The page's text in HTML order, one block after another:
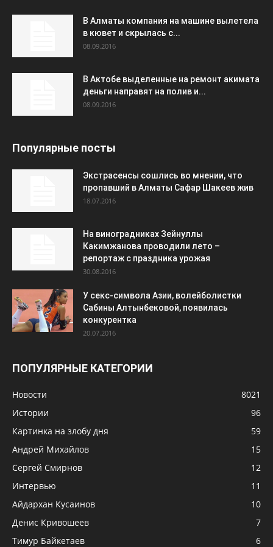
В Алматы компания на машине вылетела
в кювет и скрылась с...
08.09.2016
В Актобе выделенные на ремонт акимата
деньги направят на полив и...
08.09.2016
Популярные посты
Экстрасенсы сошлись во мнении, что
пропавший в Алматы Сафар Шакеев жив
18.07.2016
На виноградниках Зейнуллы
Какимжанова проводили лето –
репортаж с праздника урожая
30.08.2016
У секс-символа Азии, волейболистки
Сабины Алтынбековой, появилась
конкурентка
20.07.2016
ПОПУЛЯРНЫЕ КАТЕГОРИИ
Новости
8021
Истории
96
Картинка на злобу дня
59
Андрей Михайлов
15
Сергей Смирнов
12
Интервью
11
Айдархан Кусаинов
10
Денис Кривошеев
7
Тимур Байкетаев
6